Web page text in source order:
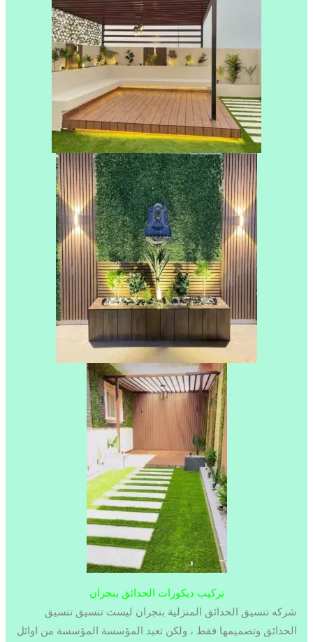
تركيب ديكورات الحدائق بنجران
شركه تنسيق الحدائق المنزلية بنجران ليست تنسيق تنسيق
الحدائق وتصميمها فقط ، ولكن تعيد المؤسسة المؤسسة من اوائل